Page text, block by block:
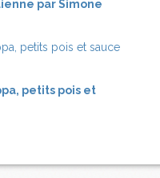
par Simone
petits pois et